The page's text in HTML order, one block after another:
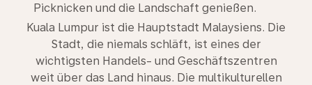
Picknicken und die Landschaft genießen.
Kuala Lumpur ist die Hauptstadt Malaysiens. Die
Stadt, die niemals schläft, ist eines der
wichtigsten Handels- und Geschäftszentren
weit über das Land hinaus. Die multikulturellen